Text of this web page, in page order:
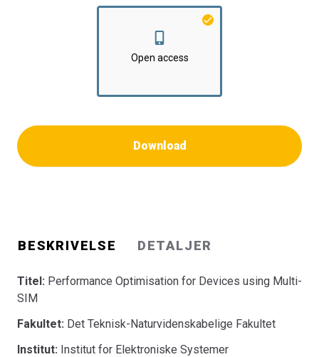
Open access
Download
BESKRIVELSE DETALJER
Titel: Performance Optimisation for Devices using Multi-
SIM
Fakultet: Det Teknisk-Naturvidenskabelige Fakultet
Institut: Institut for Elektroniske Systemer